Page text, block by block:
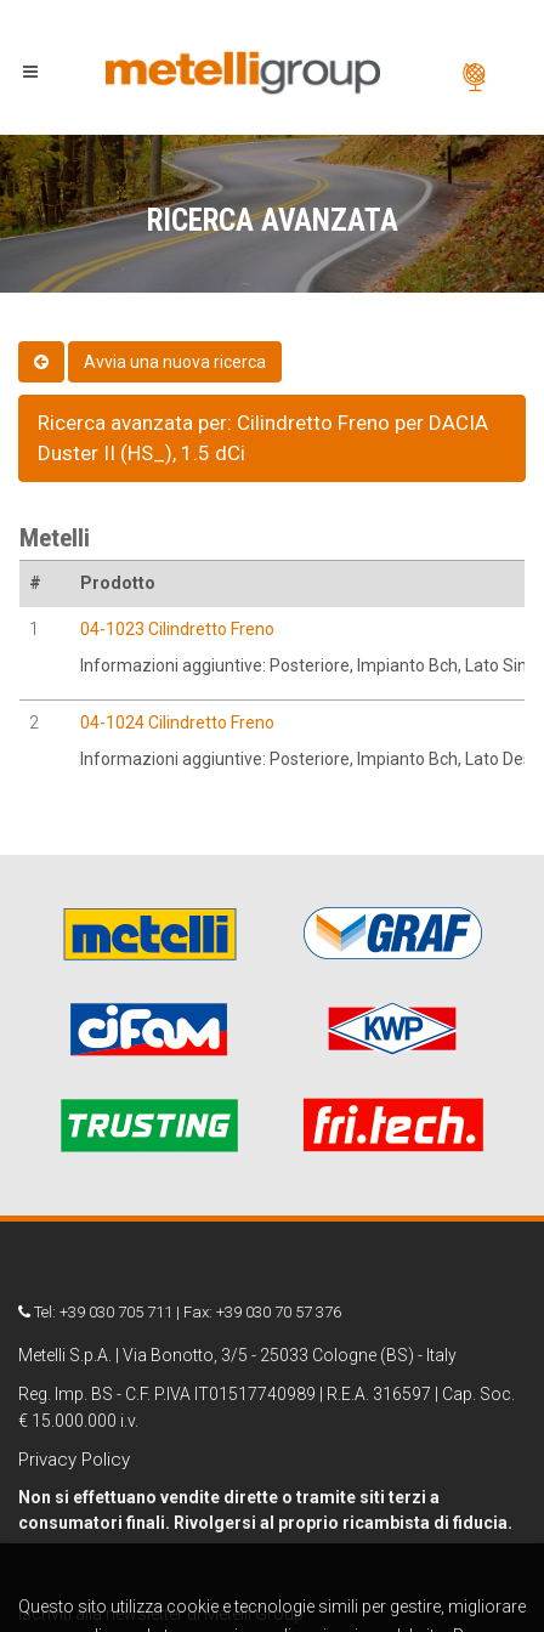
RICERCA AVANZATA
Ricerca avanzata per: Cilindretto Freno per DACIA
Duster II (HS_), 1.5 dCi
Metelli
# Prodotto
1
04-1023 Cilindretto Freno
Informazioni aggiuntive: Posteriore, Impianto Bch, Lato
2
04-1024 Cilindretto Freno
Informazioni aggiuntive: Posteriore, Impianto Bch, Lato
Tel: +39 030 705 711 | Fax: +39 030 70 57 376
Metelli S.p.A. | Via Bonotto, 3/5 - 25033 Cologne (BS) - Italy
Reg. Imp. BS - C.F. P.IVA IT01517740989 | R.E.A. 316597 | Cap. Soc.
€ 15.000.000 i.v.
Privacy Policy
Non si effettuano vendite dirette o tramite siti terzi a
consumatori finali. Rivolgersi al proprio ricambista di fiducia.
Iscriviti alla newsletter di Metelli Group
Questo sito utilizza cookie e tecnologie simili per gestire, migliorare